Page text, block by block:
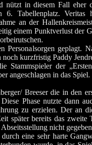
nützt in diesem Fall eher
6. Tabellenplatz.
an der
einem Punktverlust der
Personalsorgen geplagt.
kurzfristig Paddy
Stammspieler der
angeschlagen in das Spiel.
Breeser die in den
Diese Phase nutzte dann
zu erzielen. Der an
später bereits das zweite
nicht
eine sehr harte